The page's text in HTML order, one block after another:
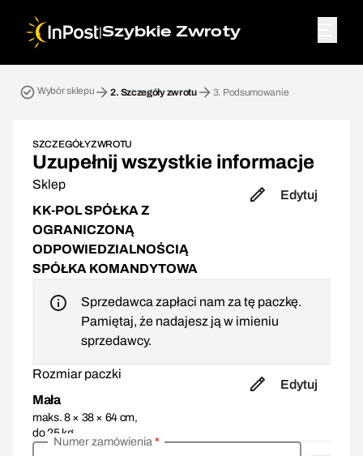
|Szybkie Zwroty
Wybór sklepu 2. Szczegóły zwrotu 3. Podsumowanie
SZCZEGÓŁY ZWROTU
Uzupełnij wszystkie informacje
Sklep
KK-POL SPÓŁKA Z
OGRANICZONĄ
ODPOWIEDZIALNOŚCIĄ
SPÓŁKA KOMANDYTOWA
Edytuj
Sprzedawca zapłaci nam za tę paczkę.
Pamiętaj, że nadajesz ją w imieniu
sprzedawcy.
Rozmiar paczki
Mała
maks. 8 × 38 × 64 cm,
do 25 kg
Edytuj
Numer zamówienia*